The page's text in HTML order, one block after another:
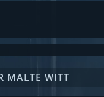
MALTE WITT